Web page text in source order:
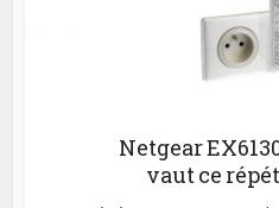
Netgear
vaut ce